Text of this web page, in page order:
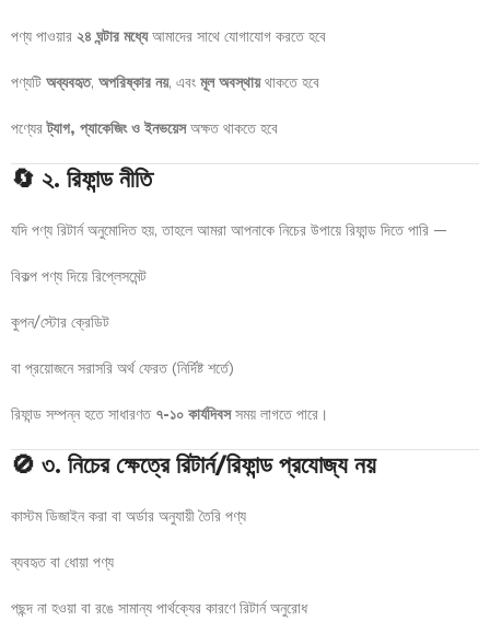
পণ্য পাওয়ার ২৪ ঘন্টার মধ্যেআমাদের সাথে যোগাযোগ করতে হবে
পণ্যটি অব্যবহৃত, অপরিষ্কার নয়, এবং মূল অবস্থায়থাকতে হবে
পণ্যেরট্যাগ, প্যাকেজিং ও ইনভয়েসঅক্ষত থাকতে হবে
🔄 ২. রিফান্ড নীতি
যদি পণ্য রিটার্ন অনুমোদিত হয়, তাহলে আমরা আপনাকে নিচের উপায়ে রিফান্ড দিতে পারি —
বিকল্প পণ্য দিয়ে রিপ্লেসমেন্ট
কুপন/স্টোর ক্রেডিট
বা প্রয়োজনে সরাসরি অর্থ ফেরত (নির্দিষ্ট শর্তে)
রিফান্ড সম্পন্ন হতে সাধারণত ৭-১০ কার্যদিবসসময় লাগতে পারে।
🚫 ৩. নিচের ক্ষেত্রে রিটার্ন/রিফান্ড প্রযোজ্য নয়
কাস্টম ডিজাইন করা বা অর্ডার অনুযায়ী তৈরি পণ্য
ব্যবহৃত বা ধোয়া পণ্য
পছন্দ না হওয়া বা রঙে সামান্য পার্থক্যের কারণে রিটার্ন অনুরোধ